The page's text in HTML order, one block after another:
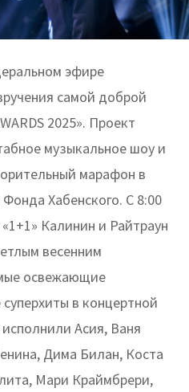
эфире
самой доброй
2025». Проект
музыкальное шоу и
марафон в
Хабенского. С 8:00
Калинин и Райтраун
весенним
освежающие
в концертной
Асия, Ваня
Дима Билан, Коста
Мари Краймбрери,